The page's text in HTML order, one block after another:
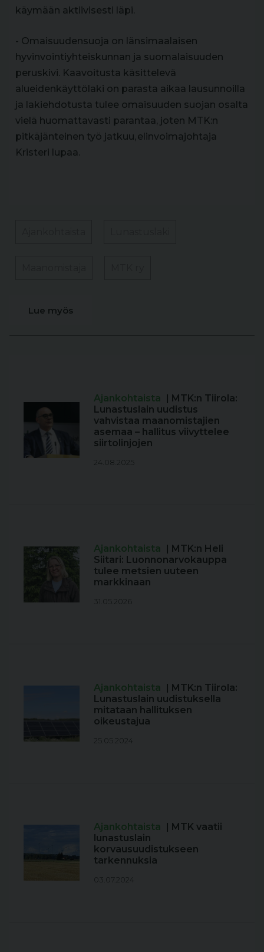
käymään aktiivisesti läpi.
- Omaisuudensuoja on länsimaalaisen
hyvinvointiyhteiskunnan ja suomalaisuuden
peruskivi. Kaavoitusta käsittelevä
alueidenkäyttölaki on parasta aikaa lausunnoilla
ja lakiehdotusta tulee omaisuuden suojan osalta
vielä huomattavasti parantaa, joten MTK:n
pitkäjänteinen työ jatkuu, elinvoimajohtaja
Kristeri lupaa.
Lue myös
Ajankohtaista
| MTK:n Tiirola:
Lunastuslain uudistus
vahvistaa maanomistajien
asemaa – hallitus viivyttelee
siirtolinjojen
24.08.2025
Ajankohtaista
| MTK:n Heli
Siitari: Luonnonarvokauppa
tulee metsien uuteen
markkinaan
31.05.2026
Ajankohtaista
| MTK:n Tiirola:
Lunastuslain uudistuksella
mitataan hallituksen
oikeustajua
25.05.2024
Ajankohtaista
| MTK vaatii
lunastuslain
korvausuudistukseen
tarkennuksia
03.07.2024